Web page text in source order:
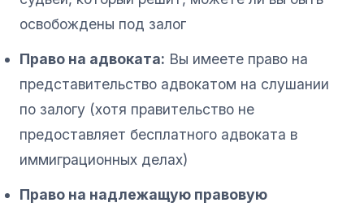
освобождены под залог
Право на адвоката: Вы имеете право на
представительство адвокатом на слушании
по залогу (хотя правительство не
предоставляет бесплатного адвоката в
иммиграционных делах)
Право на надлежащую правовую